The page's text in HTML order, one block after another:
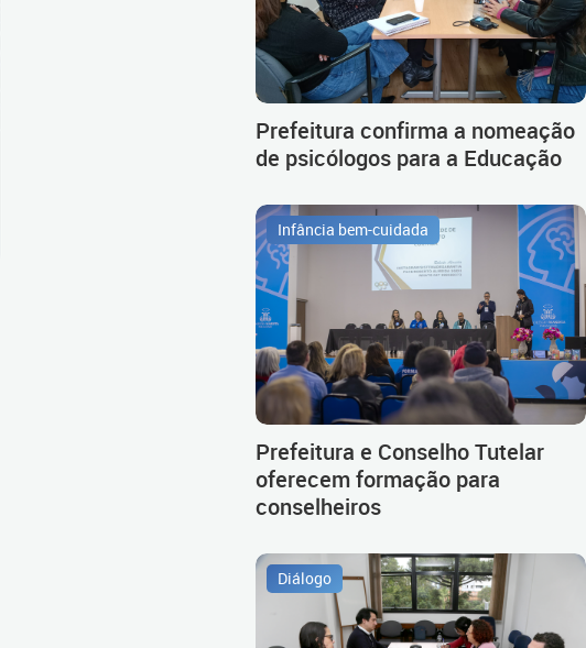
Prefeitura confirma a nomeação
de psicólogos para a Educação
Infância bem-cuidada
Prefeitura e Conselho Tutelar
oferecem formação para
conselheiros
Diálogo